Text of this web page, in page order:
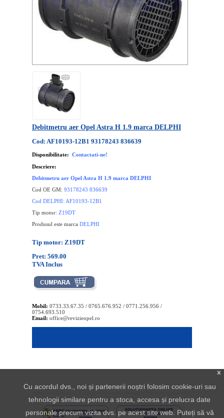
Debitmetru aer Opel Astra H 1.9 marca DELPHI
Cod: AF10193-12B1 93178243 836639
Disponibilitate: Contactati-ne!
Descriere:
Debitmetru aer Opel Astra H 1.9 marca DELPHI
Cod OE GM: 93178243 836639
Cod DELPHI: AF10193-12B1
Tip motor: Z19DT
Produsul este marca DELPHI
Tip motor: Z19DT
Pret: 569.00
TVA Inclus
Mobil: 0733.33.67.35 / 0765.676.952 / 0771.256.956 /
0754.693.510
Email: office@revizieopel.ro
x
Cu acordul dvs., noi și partenerii noștri folosim cookie-uri sau
tehnologii similare pentru a stoca, accesa și prelucra date
personale precum vizita dvs. pe acest site web. Puteți să vă